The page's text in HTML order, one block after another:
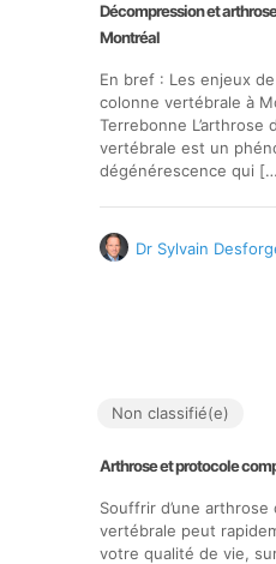
Décompression et
Montréal
En bref : Les enjeux
colonne vertébrale à
Terrebonne L’arthrose
vertébrale est un
dégénérescence qui
Dr Sylvain
Non classifié(e)
Arthrose et protocole
Souffrir d’une arthrose
vertébrale peut
votre qualité de vie,